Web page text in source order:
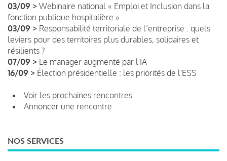
03/09 > Webinaire national « Emploi et Inclusion dans la
fonction publique hospitalière »
03/09 > Responsabilité territoriale de l’entreprise : quels
leviers pour des territoires plus durables, solidaires et
résilients ?
07/09 > Le manager augmenté par l'IA
16/09 > Élection présidentielle : les priorités de l'ESS
Voir les prochaines rencontres
Annoncer une rencontre
NOS SERVICES